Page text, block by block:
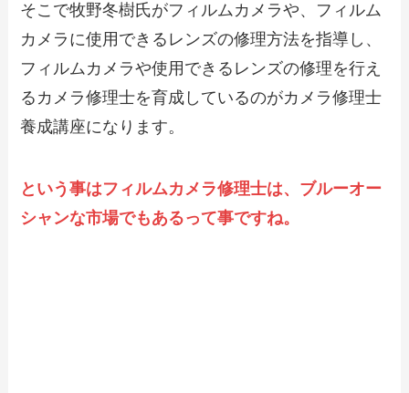
そこで牧野冬樹氏がフィルムカメラや、フィルム
カメラに使用できるレンズの修理方法を指導し、
フィルムカメラや使用できるレンズの修理を行え
るカメラ修理士を育成しているのがカメラ修理士
養成講座になります。
という事はフィルムカメラ修理士は、ブルーオー
シャンな市場でもあるって事ですね。